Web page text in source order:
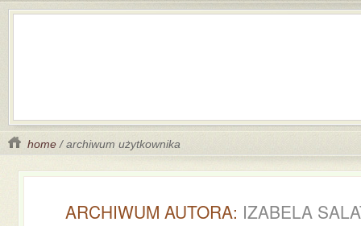
home / archiwum użytkownika
ARCHIWUM AUTORA: IZABELA